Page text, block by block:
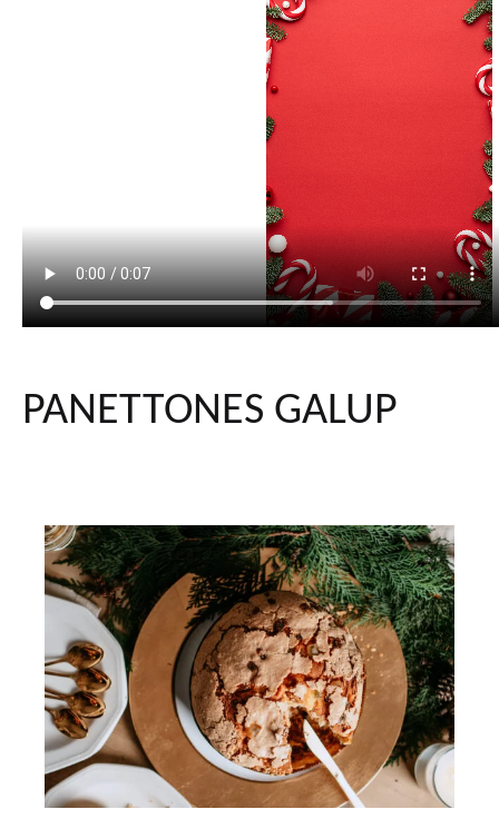
PANETTONES GALUP